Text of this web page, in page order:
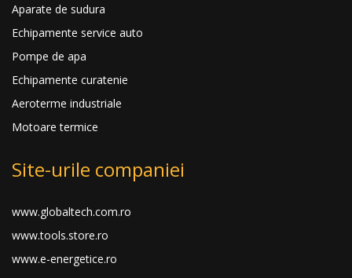
Aparate de sudura
Echipamente service auto
Pompe de apa
Echipamente curatenie
Aeroterme industriale
Motoare termice
Site-urile companiei
www.globaltech.com.ro
www.tools.store.ro
www.e-energetice.ro